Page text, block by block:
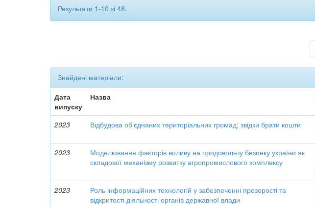
Результати 1-10 зі 48.
Знайдені матеріали:
Дата
випуску
Назва
2023 Відбудова об’єднаних територіальних громад: звідки брати кошти
2023
Моделювання факторів впливу на продовольчу безпеку україни як
складової механізму розвитку агропромислового комплексу
2023
Роль інформаційних технологій у забезпеченні прозорості та
відкритості діяльності органів державної влади